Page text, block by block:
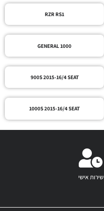
RZR RS1
GENERAL 1000
900S 2015-16/4 SEAT
1000S 2015-16/4 SEAT
שירות אישי